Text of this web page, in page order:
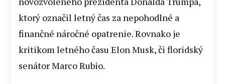
ktorý označil letný čas za nepohodlné a
finančné náročné opatrenie. Rovnako je
kritikom letného času Elon Musk, či floridský
senátor Marco Rubio.